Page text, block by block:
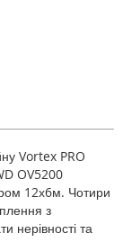
Vortex PRO
OV5200
12х6м. Чотири
з
нерівності та